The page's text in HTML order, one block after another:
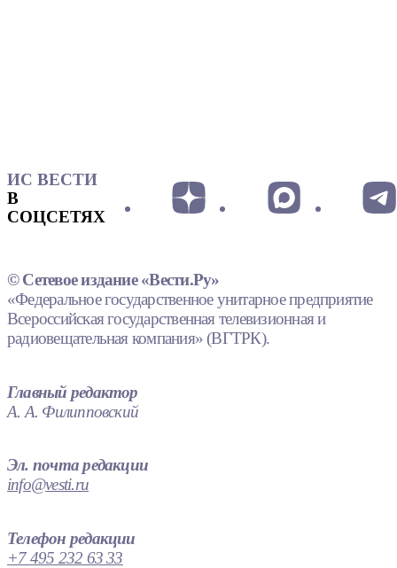
ИС ВЕСТИ
В
СОЦСЕТЯХ
© Сетевое издание «Вести.Ру»
«Федеральное государственное унитарное предприятие
Всероссийская государственная телевизионная и
радиовещательная компания» (ВГТРК).
Главный редактор
А. А. Филипповский
Эл. почта редакции
info@vesti.ru
Телефон редакции
+7 495 232 63 33